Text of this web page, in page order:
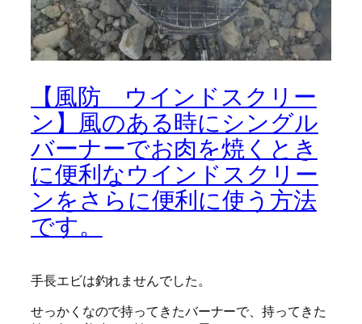
【風防 ウインドスクリー
ン】風のある時にシングル
バーナーでお肉を焼くとき
に便利なウインドスクリー
ンをさらに便利に使う方法
です。
手長エビは釣れませんでした。
せっかくなので持ってきたバーナーで、持ってきた